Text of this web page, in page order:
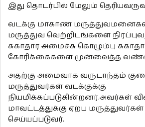
இது தொடர்பில் மேலும்
வடக்கு மாகாண
மருத்துவ வெற்றிடங்களை
சுகாதார அமைச்சு கொழும்பு
கோரிக்கைகளை முன்வைத்த
அதற்கு அமைவாக வருடாந்தம்
மருத்துவர்கள் வடக்குக்கு
நியமிக்கப்படுகின்றனர்.அவர்கள்
மாவட்டத்துக்கு ஏற்ப
செய்யப்படுவர்.